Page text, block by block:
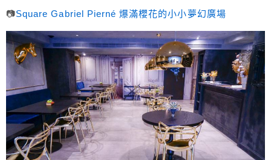
📷Square Gabriel Pierné 爆滿櫻花的小小夢幻廣場